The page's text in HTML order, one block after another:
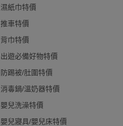
濕紙巾特價
推車特價
背巾特價
出遊必備好物特價
防踢被/肚圍特價
消毒鍋/溫奶器特價
嬰兒洗澡特價
嬰兒寢具/嬰兒床特價